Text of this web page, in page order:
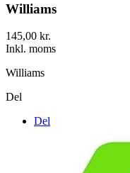
Williams
145,00 kr.
Inkl. moms
Williams
Del
Del